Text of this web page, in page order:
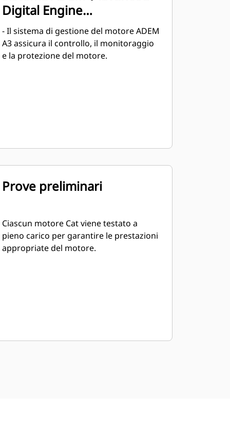
Digital Engine
Management)
- Il sistema di gestione del motore ADEM
A3 assicura il controllo, il monitoraggio
e la protezione del motore.
Prove preliminari
Ciascun motore Cat viene testato a
pieno carico per garantire le prestazioni
appropriate del motore.